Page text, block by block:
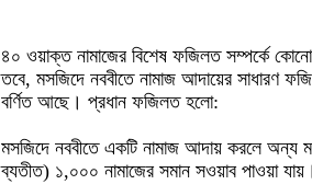
৪০ ওয়াক্ত নামাজের বিশেষ ফজিলত সম্পর্কে
তবে, মসজিদে নববীতে নামাজ আদায়ের সাধারণ
বর্ণিত আছে। প্রধান ফজিলত হলো:
মসজিদে নববীতে একটি নামাজ আদায় করলে অন্য
ব্যতীত) ১,০০০ নামাজের সমান সওয়াব পাওয়া যায়।